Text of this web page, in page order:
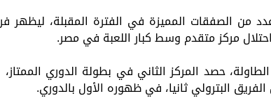
من الصفقات المميزة في الفترة المقبلة، ليظهر
مركز متقدم وسط كبار اللعبة في مصر.
حصد المركز الثاني في بطولة الدوري الممتاز،
البترولي ثانيا، في ظهوره الأول بالدوري.